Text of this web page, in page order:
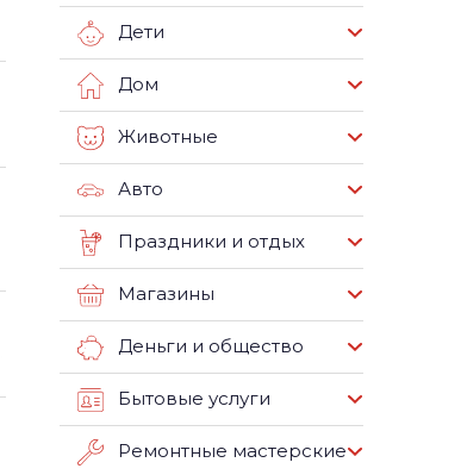
Дети
Дом
Животные
Авто
Праздники и отдых
Магазины
Деньги и общество
Бытовые услуги
Ремонтные мастерские